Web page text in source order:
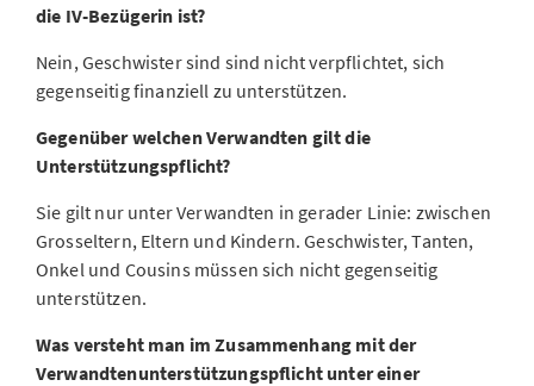
die IV-Bezügerin ist?
Nein, Geschwister sind sind nicht verpflichtet, sich
gegenseitig finanziell zu unterstützen.
Gegenüber welchen Verwandten gilt die
Unterstützungspflicht?
Sie gilt nur unter Verwandten in gerader Linie: zwischen
Grosseltern, Eltern und Kindern. Geschwister, Tanten,
Onkel und Cousins müssen sich nicht gegenseitig
unterstützen.
Was versteht man im Zusammenhang mit der
Verwandtenunterstützungspflicht unter einer